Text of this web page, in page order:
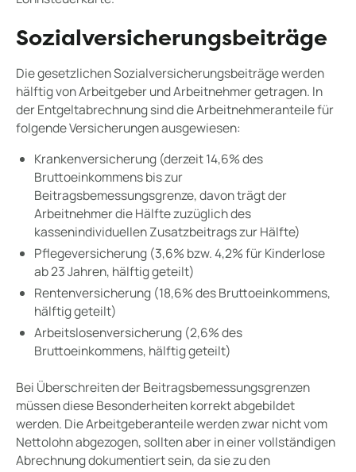
Sozialversicherungsbeiträge
Die gesetzlichen Sozialversicherungsbeiträge werden
hälftig von Arbeitgeber und Arbeitnehmer getragen. In
der Entgeltabrechnung sind die Arbeitnehmeranteile für
folgende Versicherungen ausgewiesen:
Krankenversicherung (derzeit 14,6% des
Bruttoeinkommens bis zur
Beitragsbemessungsgrenze, davon trägt der
Arbeitnehmer die Hälfte zuzüglich des
kassenindividuellen Zusatzbeitrags zur Hälfte)
Pflegeversicherung (3,6% bzw. 4,2% für Kinderlose
ab 23 Jahren, hälftig geteilt)
Rentenversicherung (18,6% des Bruttoeinkommens,
hälftig geteilt)
Arbeitslosenversicherung (2,6% des
Bruttoeinkommens, hälftig geteilt)
Bei Überschreiten der Beitragsbemessungsgrenzen
müssen diese Besonderheiten korrekt abgebildet
werden. Die Arbeitgeberanteile werden zwar nicht vom
Nettolohn abgezogen, sollten aber in einer vollständigen
Abrechnung dokumentiert sein, da sie zu den